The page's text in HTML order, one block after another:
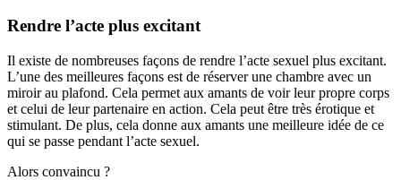
Rendre l’acte plus excitant
Il existe de nombreuses façons de rendre l’acte sexuel plus excitant.
L’une des meilleures façons est de réserver une chambre avec un
miroir au plafond. Cela permet aux amants de voir leur propre corps
et celui de leur partenaire en action. Cela peut être très érotique et
stimulant. De plus, cela donne aux amants une meilleure idée de ce
qui se passe pendant l’acte sexuel.
Alors convaincu ?